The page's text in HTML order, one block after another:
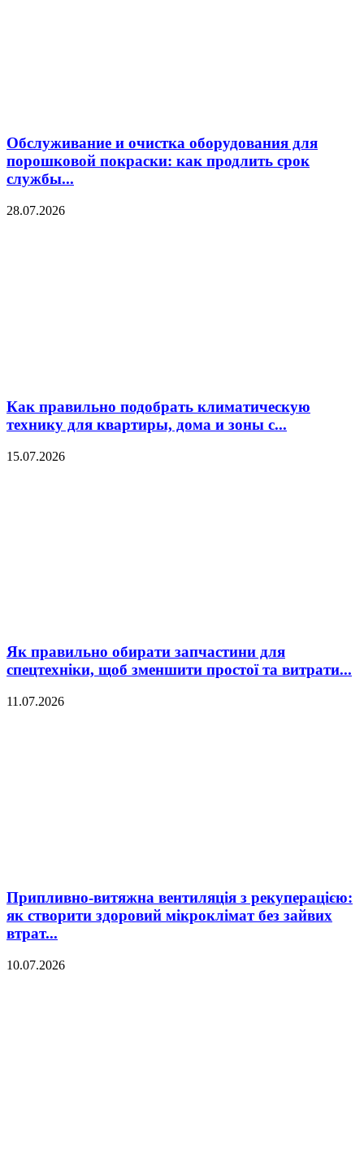
Обслуживание и очистка оборудования для
порошковой покраски: как продлить срок
службы...
28.07.2026
Как правильно подобрать климатическую
технику для квартиры, дома и зоны с...
15.07.2026
Як правильно обирати запчастини для
спецтехніки, щоб зменшити простої та витрати...
11.07.2026
Припливно-витяжна вентиляція з рекуперацією:
як створити здоровий мікроклімат без зайвих
втрат...
10.07.2026